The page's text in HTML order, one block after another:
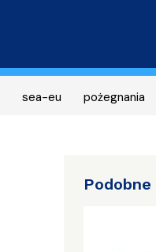
sea-eu pożegnania